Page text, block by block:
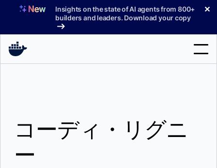
へ
Insights on the state of AI agents from 800+
builders and leaders. Download your copy
✕
料金プラン
コーディ・リグニ
ー